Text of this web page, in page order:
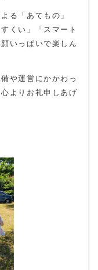
る「あてもの」
くい」「スマート
いっぱいで楽しん
や運営にかかわっ
よりお礼申しあげ